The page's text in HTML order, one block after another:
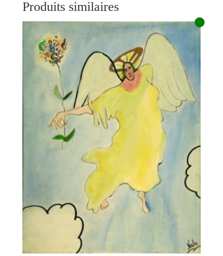
Produits similaires